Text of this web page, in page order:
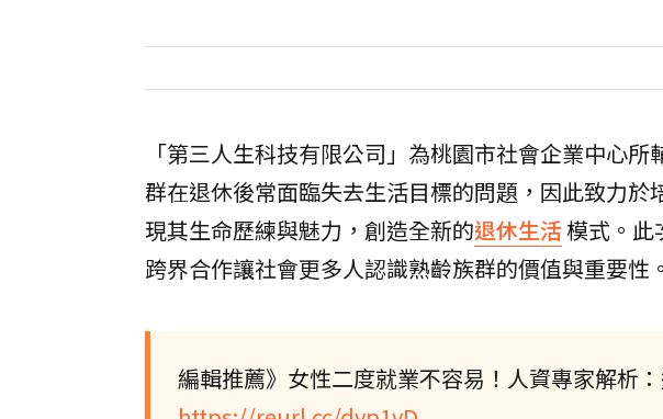
「第三人生科技有限公司」為桃園市社會企業中心
群在退休後常面臨失去生活目標的問題，因此致力
現其生命歷練與魅力，創造全新的退休生活模式。此
跨界合作讓社會更多人認識熟齡族群的價值與重要性。
編輯推薦》女性二度就業不容易！人資專家解析